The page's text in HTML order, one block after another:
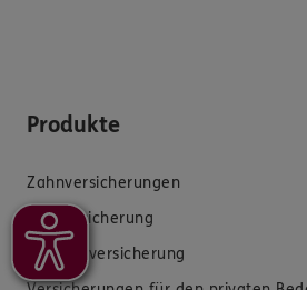
Produkte
Zahnversicherungen
Kfz-Versicherung
Krankenversicherung